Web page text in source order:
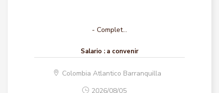
- Complet...
Salario : a convenir
Colombia Atlantico Barranquilla
2026/08/05